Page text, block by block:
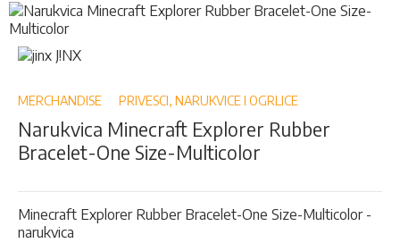
Skip
to
the
end
the
gallery
Skip
to
beginning
the
images
MERCHANDISE PRIVESCI, NARUKVICE I OGRLICE
Narukvica Minecraft Explorer Rubber
Bracelet-One Size-Multicolor
Minecraft Explorer Rubber Bracelet-One Size-Multicolor -
narukvica